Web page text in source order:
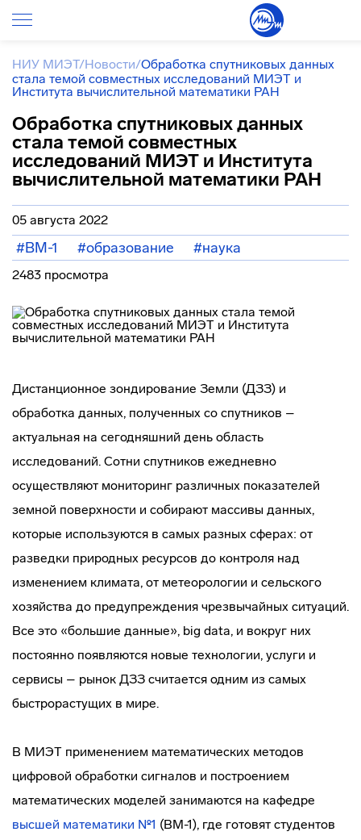
НИУ МИЭТ/Новости/Обработка спутниковых данных
стала темой совместных исследований МИЭТ и
Института вычислительной математики РАН
Обработка спутниковых данных
стала темой совместных
исследований МИЭТ и Института
вычислительной математики РАН
05 августа 2022
#ВМ-1 #образование #наука
2483 просмотра
Дистанционное зондирование Земли (ДЗЗ) и
обработка данных, полученных со спутников –
актуальная на сегодняшний день область
исследований. Сотни спутников ежедневно
осуществляют мониторинг различных показателей
земной поверхности и собирают массивы данных,
которые используются в самых разных сферах: от
разведки природных ресурсов до контроля над
изменением климата, от метеорологии и сельского
хозяйства до предупреждения чрезвычайных ситуаций.
Все это «большие данные», big data, и вокруг них
постоянно появляются новые технологии, услуги и
сервисы – рынок ДЗЗ считается одним из самых
быстрорастущих в мире.
В МИЭТ применением математических методов
цифровой обработки сигналов и построением
математических моделей занимаются на кафедре
высшей математики №1 (ВМ-1), где готовят студентов